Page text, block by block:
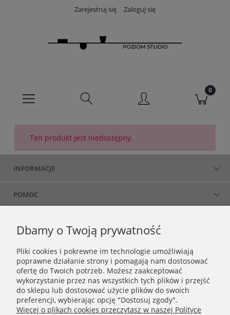
Zarejestruj się Zaloguj się
Ten produkt jest niedostępny.
INFORMACJE
POMOC
Copyrights © 2024 - Poziom Studio
Pokaż pełną wersję strony
Sklep internetowy Shoplo.pl, powered byShoper
Dbamy o Twoją prywatność
Pliki cookies i pokrewne im technologie umożliwiają
poprawne działanie strony i pomagają nam dostosować
ofertę do Twoich potrzeb. Możesz zaakceptować
wykorzystanie przez nas wszystkich tych plików i przejść
do sklepu lub dostosować użycie plików do swoich
preferencji, wybierając opcję "Dostosuj zgody".
Więcej o plikach cookies przeczytasz w naszej Polityce